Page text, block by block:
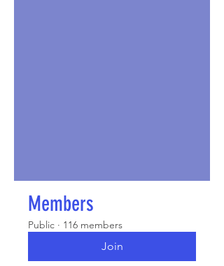
Members
Public · 116 members
Join